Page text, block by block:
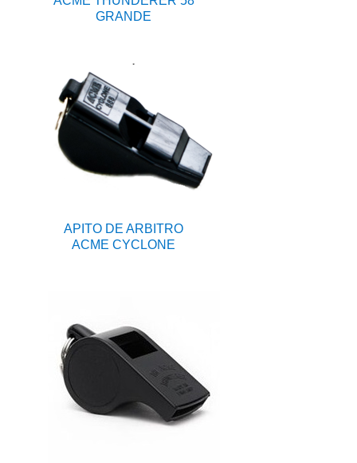
GRANDE
APITO DE ARBITRO
ACME CYCLONE